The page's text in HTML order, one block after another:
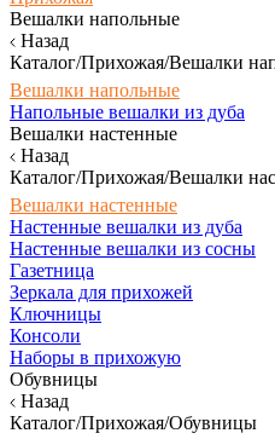
Вешалки напольные
Назад
Каталог/Прихожая/Вешалки
Вешалки напольные
Напольные вешалки из дуба
Вешалки настенные
Назад
Каталог/Прихожая/Вешалки
Вешалки настенные
Настенные вешалки из дуба
Настенные вешалки из сосны
Газетница
Зеркала для прихожей
Ключницы
Консоли
Наборы в прихожую
Обувницы
Назад
Каталог/Прихожая/Обувницы